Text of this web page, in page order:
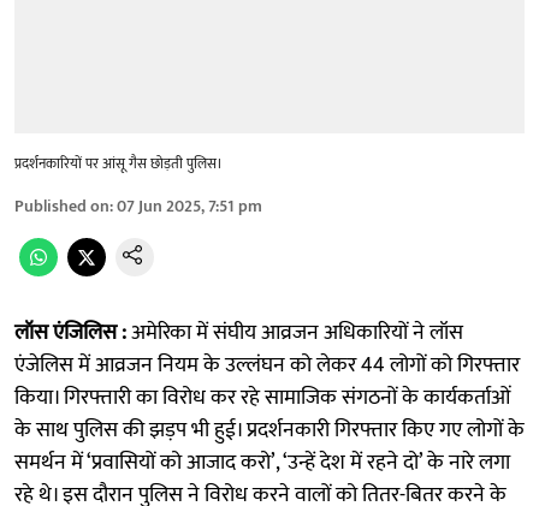
प्रदर्शनकारियों पर आंसू गैस छोड़ती पुलिस।
Published on:07 Jun 2025, 7:51 pm
लॉस एंजिलिस :अमेरिका में संघीय आव्रजन अधिकारियों ने लॉस
एंजेलिस में आव्रजन नियम के उल्लंघन को लेकर 44 लोगों को गिरफ्तार
किया। गिरफ्तारी का विरोध कर रहे सामाजिक संगठनों के कार्यकर्ताओं
के साथ पुलिस की झड़प भी हुई। प्रदर्शनकारी गिरफ्तार किए गए लोगों के
समर्थन में ‘प्रवासियों को आजाद करो’, ‘उन्हें देश में रहने दो’ के नारे लगा
रहे थे। इस दौरान पुलिस ने विरोध करने वालों को तितर-बितर करने के